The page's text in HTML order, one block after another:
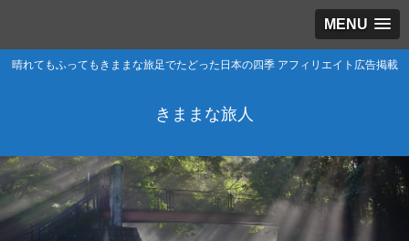
MENU
晴れてもふってもきままな旅足でたどった日本の四季 アフィリエイト広告掲載
きままな旅人